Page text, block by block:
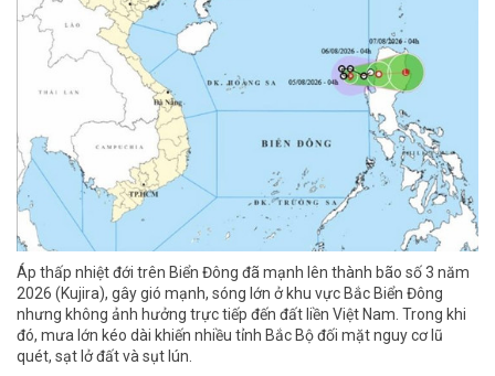
Áp thấp nhiệt đới trên Biển Đông đã mạnh lên thành bão số 3 năm
2026 (Kujira), gây gió mạnh, sóng lớn ở khu vực Bắc Biển Đông
nhưng không ảnh hưởng trực tiếp đến đất liền Việt Nam. Trong khi
đó, mưa lớn kéo dài khiến nhiều tỉnh Bắc Bộ đối mặt nguy cơ lũ
quét, sạt lở đất và sụt lún.